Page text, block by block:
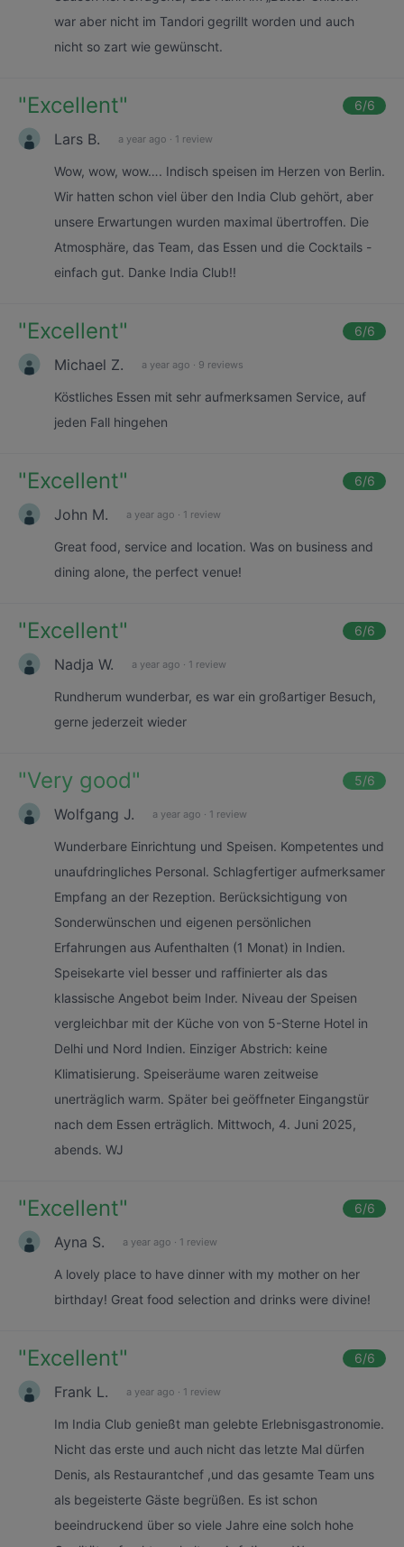
war aber nicht im Tandori gegrillt worden und auch
nicht so zart wie gewünscht.
"Excellent" 6/6
Lars B. a year ago · 1 review
Wow, wow, wow…. Indisch speisen im Herzen von Berlin.
Wir hatten schon viel über den India Club gehört, aber
unsere Erwartungen wurden maximal übertroffen. Die
Atmosphäre, das Team, das Essen und die Cocktails -
einfach gut. Danke India Club!!
"Excellent" 6/6
Michael Z. a year ago · 9 reviews
Köstliches Essen mit sehr aufmerksamen Service, auf
jeden Fall hingehen
"Excellent" 6/6
John M. a year ago · 1 review
Great food, service and location. Was on business and
dining alone, the perfect venue!
"Excellent" 6/6
Nadja W. a year ago · 1 review
Rundherum wunderbar, es war ein großartiger Besuch,
gerne jederzeit wieder
"Very good" 5/6
Wolfgang J. a year ago · 1 review
Wunderbare Einrichtung und Speisen. Kompetentes und
unaufdringliches Personal. Schlagfertiger aufmerksamer
Empfang an der Rezeption. Berücksichtigung von
Sonderwünschen und eigenen persönlichen
Erfahrungen aus Aufenthalten (1 Monat) in Indien.
Speisekarte viel besser und raffinierter als das
klassische Angebot beim Inder. Niveau der Speisen
vergleichbar mit der Küche von von 5-Sterne Hotel in
Delhi und Nord Indien. Einziger Abstrich: keine
Klimatisierung. Speiseräume waren zeitweise
unerträglich warm. Später bei geöffneter Eingangstür
nach dem Essen erträglich. Mittwoch, 4. Juni 2025,
abends. WJ
"Excellent" 6/6
Ayna S. a year ago · 1 review
A lovely place to have dinner with my mother on her
birthday! Great food selection and drinks were divine!
"Excellent" 6/6
Frank L. a year ago · 1 review
Im India Club genießt man gelebte Erlebnisgastronomie.
Nicht das erste und auch nicht das letzte Mal dürfen
Denis, als Restaurantchef ,und das gesamte Team uns
als begeisterte Gäste begrüßen. Es ist schon
beeindruckend über so viele Jahre eine solch hohe